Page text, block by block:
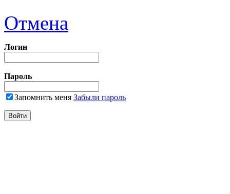
Отмена
Логин
Пароль
Запомнить меня Забыли пароль